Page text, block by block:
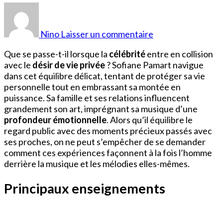
Nino Laisser un commentaire
Vie
Privée
Que se passe-t-il lorsque la célébritéentre en collision
avec le désir de vie privée? Sofiane Pamart navigue
dans cet équilibre délicat, tentant de protéger sa vie
personnelle tout en embrassant sa montée en
puissance. Sa famille et ses relations influencent
grandement son art, imprégnant sa musique d’une
profondeur émotionnelle. Alors qu’il équilibre le
regard public avec des moments précieux passés avec
ses proches, on ne peut s’empêcher de se demander
comment ces expériences façonnent à la fois l’homme
derrière la musique et les mélodies elles-mêmes.
Principaux enseignements